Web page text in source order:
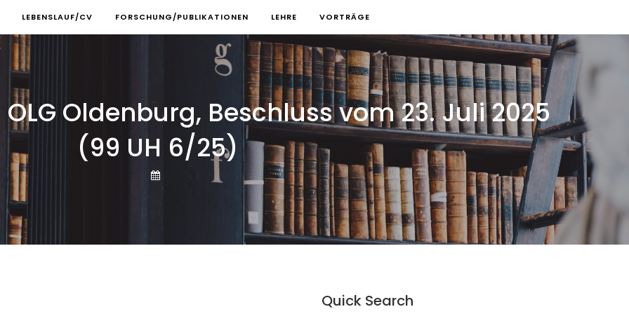
LEBENSLAUF/CV FORSCHUNG/PUBLIKATIONEN LEHRE VORTRÄGE
Oldenburg, Beschluss vom 23. Juli 2025
(99 UH 6/25)
Quick Search